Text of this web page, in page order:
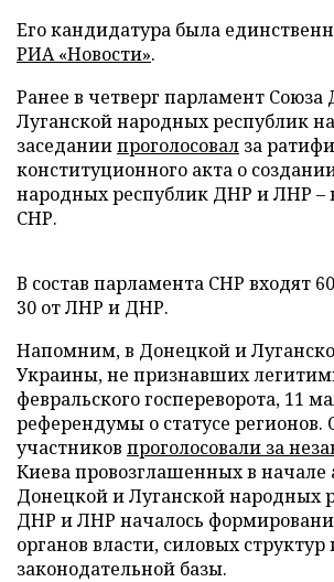
Его кандидатура была
РИА «Новости».
Ранее в четверг парламент
Луганской народных республик
заседаниипроголосовал за
конституционного акта о
народных республик ДНР и ЛНР –
СНР.
В состав парламента СНР входят
30 от ЛНР и ДНР.
Напомним, в Донецкой и
Украины, не признавших
февральского госпереворота, 11
референдумы о статусе регионов.
участников проголосовали за
Киева провозглашенных в начале
Донецкой и Луганской народных
ДНР и ЛНР началось
органов власти, силовых структур
законодательной базы.